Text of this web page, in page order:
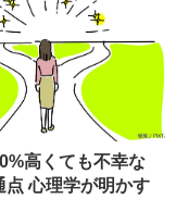
高くても不幸な
点 心理学が明かす